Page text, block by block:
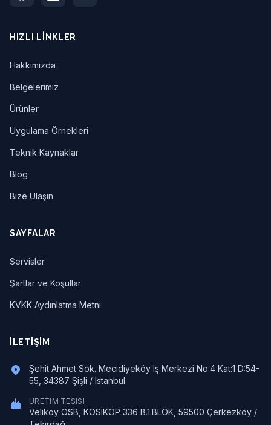
HIZLI LINKLER
Hakkımızda
Belgelerimiz
Ürünler
Uygulama Örnekleri
Teknik Kaynaklar
Blog
Bize Ulaşın
SAYFALAR
Servisler
Şartlar ve Koşullar
KVKK Aydınlatma Metni
İLETIŞIM
Şehit Ahmet Sok. Mecidiyeköy İş Merkezi No:4 Kat:1 D:54-
55, 34387 Şişli / İstanbul
ÜRETIM TESISI
Veliköy OSB, KOSİKOP 336 B.1.BLOK, 59500 Çerkezköy /